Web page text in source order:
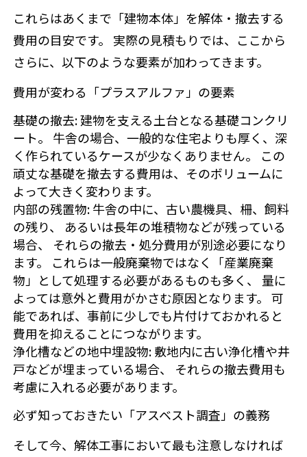
これらはあくまで「建物本体」を解体・撤去する
費用の目安です。 実際の見積もりでは、ここから
さらに、以下のような要素が加わってきます。
費用が変わる「プラスアルファ」の要素
基礎の撤去: 建物を支える土台となる基礎コンクリ
ート。 牛舎の場合、一般的な住宅よりも厚く、深
く作られているケースが少なくありません。 この
頑丈な基礎を撤去する費用は、そのボリュームに
よって大きく変わります。
内部の残置物: 牛舎の中に、古い農機具、柵、飼料
の残り、 あるいは長年の堆積物などが残っている
場合、 それらの撤去・処分費用が別途必要になり
ます。 これらは一般廃棄物ではなく「産業廃棄
物」として処理する必要があるものも多く、 量に
よっては意外と費用がかさむ原因となります。 可
能であれば、事前に少しでも片付けておかれると
費用を抑えることにつながります。
浄化槽などの地中埋設物: 敷地内に古い浄化槽や井
戸などが埋まっている場合、 それらの撤去費用も
考慮に入れる必要があります。
必ず知っておきたい「アスベスト調査」の義務
そして今、解体工事において最も注意しなければ